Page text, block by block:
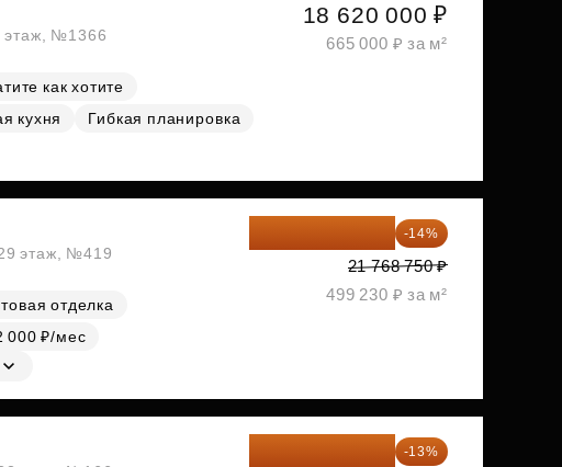
этаж, №1366
как хотите
кухня
Гибкая планировка
18 620 000 ₽
665 000 ₽ за м²
этаж, №419
отделка
000 ₽/мес
-14%
21 768 750 ₽
499 230 ₽ за м²
-13%